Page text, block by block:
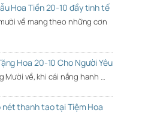
Hoa Tiền 20-10 đầy tinh tế
về mang theo những cơn
Hoa 20-10 Cho Người Yêu
Mười về, khi cái nắng hanh …
thanh tao tại Tiệm Hoa